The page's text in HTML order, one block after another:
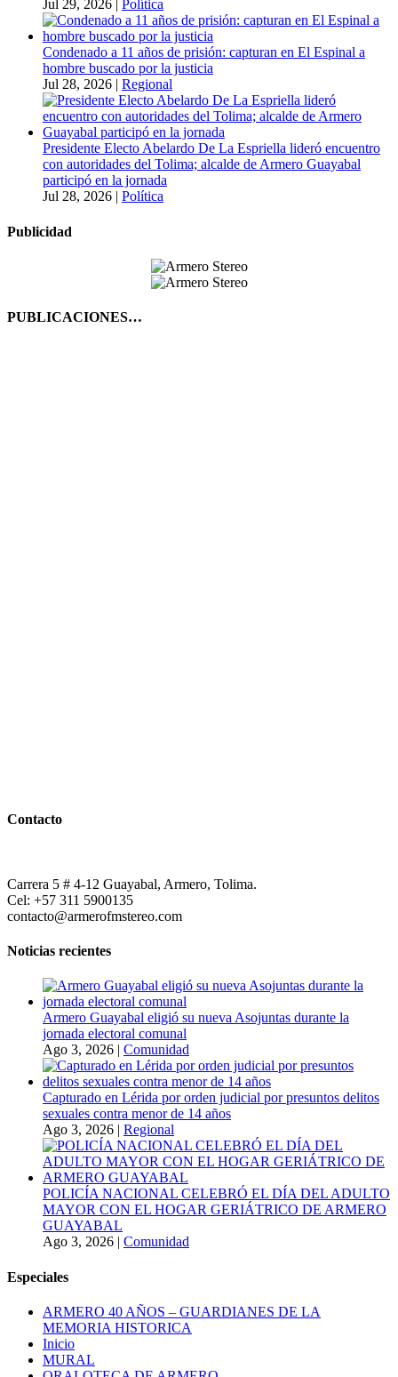
Jul 29, 2026 | Política
Condenado a 11 años de prisión: capturan en El Espinal a
hombre buscado por la justicia
Jul 28, 2026 | Regional
Presidente Electo Abelardo De La Espriella lideró encuentro
con autoridades del Tolima; alcalde de Armero Guayabal
participó en la jornada
Jul 28, 2026 | Política
Publicidad
PUBLICACIONES…
Contacto
Carrera 5 # 4-12 Guayabal, Armero, Tolima.
Cel: +57 311 5900135
contacto@armerofmstereo.com
Noticias recientes
Armero Guayabal eligió su nueva Asojuntas durante la
jornada electoral comunal
Ago 3, 2026 | Comunidad
Capturado en Lérida por orden judicial por presuntos delitos
sexuales contra menor de 14 años
Ago 3, 2026 | Regional
POLICÍA NACIONAL CELEBRÓ EL DÍA DEL ADULTO
MAYOR CON EL HOGAR GERIÁTRICO DE ARMERO
GUAYABAL
Ago 3, 2026 | Comunidad
Especiales
ARMERO 40 AÑOS – GUARDIANES DE LA
MEMORIA HISTORICA
Inicio
MURAL